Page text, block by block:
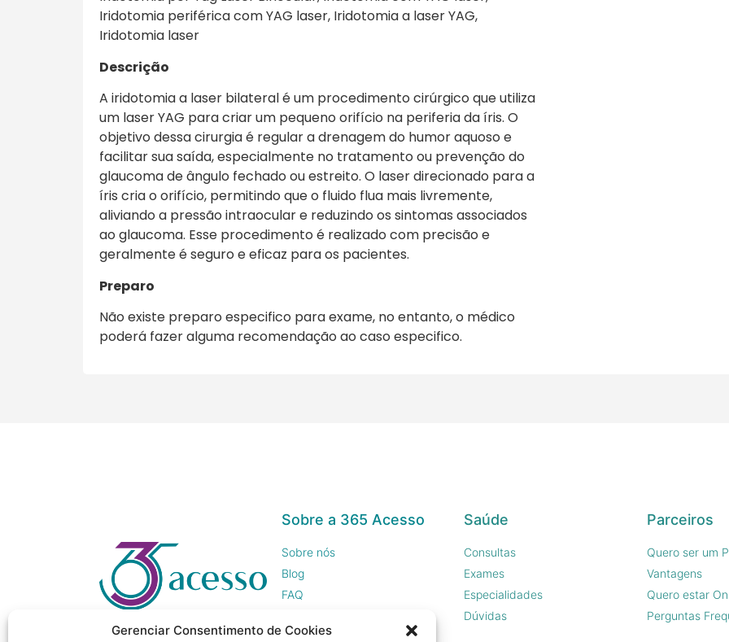
Gerenciar Consentimento de Cookies
Iridotomia periférica com YAG laser, Iridotomia a laser YAG,
Iridotomia laser
Descrição
A iridotomia a laser bilateral é um procedimento cirúrgico que utiliza
um laser YAG para criar um pequeno orifício na periferia da íris. O
objetivo dessa cirurgia é regular a drenagem do humor aquoso e
facilitar sua saída, especialmente no tratamento ou prevenção do
glaucoma de ângulo fechado ou estreito. O laser direcionado para a
íris cria o orifício, permitindo que o fluido flua mais livremente,
aliviando a pressão intraocular e reduzindo os sintomas associados
ao glaucoma. Esse procedimento é realizado com precisão e
geralmente é seguro e eficaz para os pacientes.
Preparo
Não existe preparo especifico para exame, no entanto, o médico
poderá fazer alguma recomendação ao caso especifico.
Sobre a 365 Acesso
Sobre nós
Blog
FAQ
Imprensa
Saúde
Consultas
Exames
Especialidades
Dúvidas
Parceiros
Quero ser um
Vantagens
Quero estar
Perguntas